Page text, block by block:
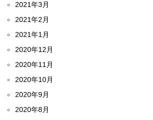
2021年3月
2021年2月
2021年1月
2020年12月
2020年11月
2020年10月
2020年9月
2020年8月